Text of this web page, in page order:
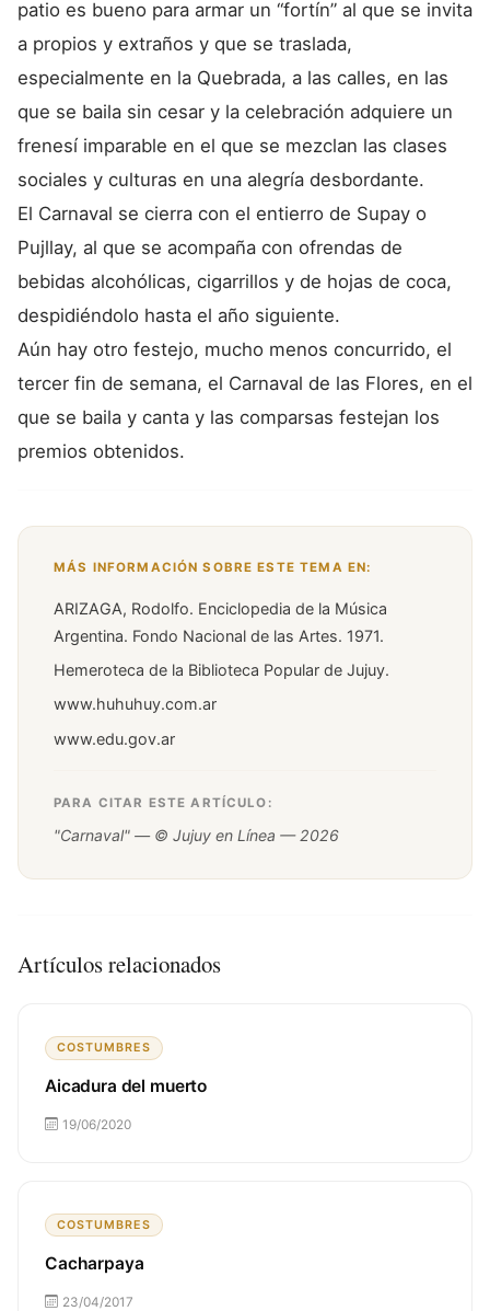
patio es bueno para armar un “fortín” al que se invita
a propios y extraños y que se traslada,
especialmente en la Quebrada, a las calles, en las
que se baila sin cesar y la celebración adquiere un
frenesí imparable en el que se mezclan las clases
sociales y culturas en una alegría desbordante.
El Carnaval se cierra con el entierro de Supay o
Pujllay, al que se acompaña con ofrendas de
bebidas alcohólicas, cigarrillos y de hojas de coca,
despidiéndolo hasta el año siguiente.
Aún hay otro festejo, mucho menos concurrido, el
tercer fin de semana, el Carnaval de las Flores, en el
que se baila y canta y las comparsas festejan los
premios obtenidos.
MÁS INFORMACIÓN SOBRE ESTE TEMA EN:
ARIZAGA, Rodolfo. Enciclopedia de la Música
Argentina. Fondo Nacional de las Artes. 1971.
Hemeroteca de la Biblioteca Popular de Jujuy.
www.huhuhuy.com.ar
www.edu.gov.ar
PARA CITAR ESTE ARTÍCULO:
"Carnaval" — © Jujuy en Línea — 2026
Artículos relacionados
COSTUMBRES
Aicadura del muerto
19/06/2020
COSTUMBRES
Cacharpaya
23/04/2017